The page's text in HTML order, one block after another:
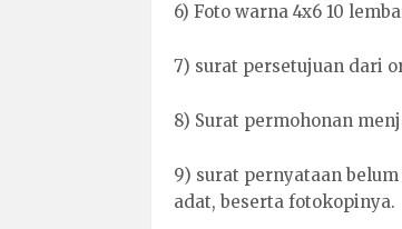
6) Foto warna 4x6 10
7) surat persetujuan dari
8) Surat permohonan
9) surat pernyataan
adat, beserta fotokopinya.